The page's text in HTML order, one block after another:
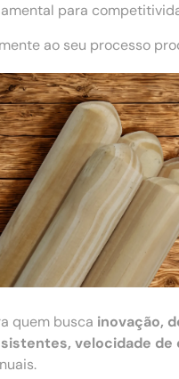
para
ao seu processo
quem busca inovação,
velocidade de